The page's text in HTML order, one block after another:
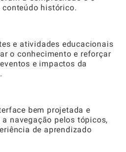
histórico.
e atividades educacionais
o conhecimento e reforçar
e impactos da
bem projetada e
navegação pelos tópicos,
de aprendizado